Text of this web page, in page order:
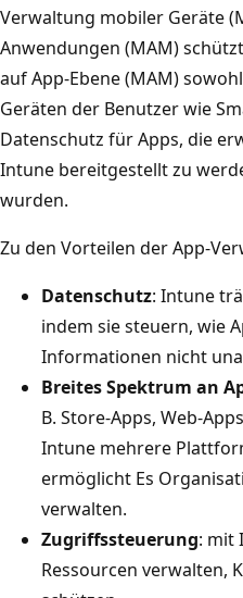
Verwaltung mobiler Geräte
Anwendungen (MAM)
auf App-Ebene (MAM)
Geräten der Benutzer wie
Datenschutz für Apps, die
Intune bereitgestellt zu
wurden.
Zu den Vorteilen der App-
Datenschutz: Intune
indem sie steuern, wie
Informationen nicht
Breites Spektrum an
B. Store-Apps, Web-
Intune mehrere
ermöglicht Es
verwalten.
Zugriffssteuerung: mit
Ressourcen verwalten,